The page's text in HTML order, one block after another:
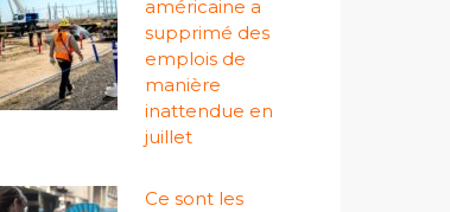
de Formule 1® lors du
américaine a
supprimé des
emplois de
manière
inattendue en
juillet
Ce sont les